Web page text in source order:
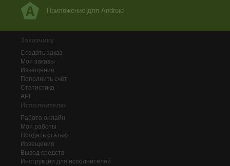
Приложение для Android
Заказчику
Создать заказ
Мои заказы
Извещения
Пополнить счёт
Статистика
API
Исполнителю
Работа онлайн
Мои работы
Продать статью
Извещения
Вывод средств
Инструкции для исполнителей